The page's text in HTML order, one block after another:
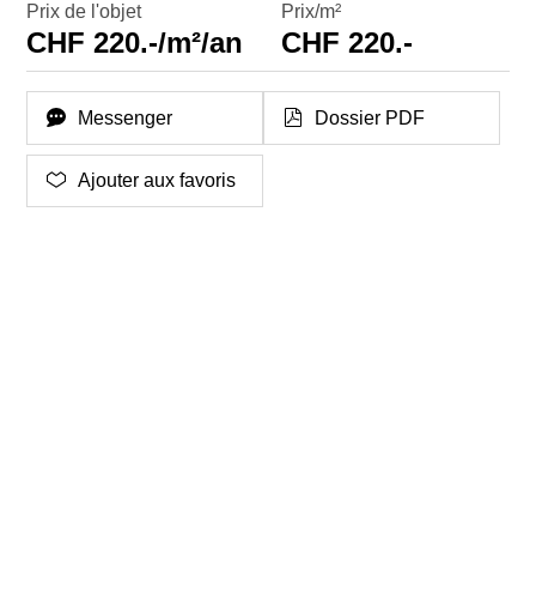
Prix de l'objet
CHF 220.-/m²/an
Prix/m²
CHF 220.-
Messenger Dossier PDF
Ajouter aux favoris